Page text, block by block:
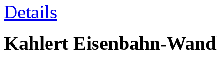
Details
Kahlert Eisenbahn-